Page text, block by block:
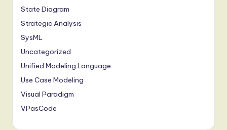
State Diagram
Strategic Analysis
SysML
Uncategorized
Unified Modeling Language
Use Case Modeling
Visual Paradigm
VPasCode